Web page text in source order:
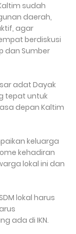
sudah
daerah,
agar
berdiskusi
dan Sumber
adat Dayak
tepat untuk
depan Kaltim
keluarga
kehadiran
lokal ini dan
lokal harus
ada di IKN.